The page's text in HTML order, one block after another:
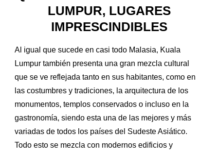
LUMPUR, LUGARES
IMPRESCINDIBLES
Al igual que sucede en casi todo Malasia, Kuala
Lumpur también presenta una gran mezcla cultural
que se ve reflejada tanto en sus habitantes, como en
las costumbres y tradiciones, la arquitectura de los
monumentos, templos conservados o incluso en la
gastronomía, siendo esta una de las mejores y más
variadas de todos los países del Sudeste Asiático.
Todo esto se mezcla con modernos edificios y